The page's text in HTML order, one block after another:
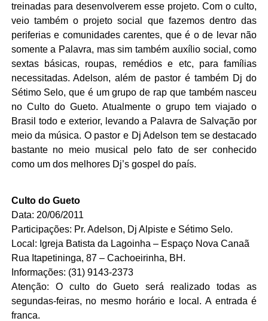
treinadas para desenvolverem esse projeto. Com o culto,
veio também o projeto social que fazemos dentro das
periferias e comunidades carentes, que é o de levar não
somente a Palavra, mas sim também auxílio social, como
sextas básicas, roupas, remédios e etc, para famílias
necessitadas. Adelson, além de pastor é também Dj do
Sétimo Selo, que é um grupo de rap que também nasceu
no Culto do Gueto. Atualmente o grupo tem viajado o
Brasil todo e exterior, levando a Palavra de Salvação por
meio da música. O pastor e Dj Adelson tem se destacado
bastante no meio musical pelo fato de ser conhecido
como um dos melhores Dj’s gospel do país.
Culto do Gueto
Data: 20/06/2011
Participações: Pr. Adelson, Dj Alpiste e Sétimo Selo.
Local: Igreja Batista da Lagoinha – Espaço Nova Canaã
Rua Itapetininga, 87 – Cachoeirinha, BH.
Informações: (31) 9143-2373
Atenção: O culto do Gueto será realizado todas as
segundas-feiras, no mesmo horário e local. A entrada é
franca.